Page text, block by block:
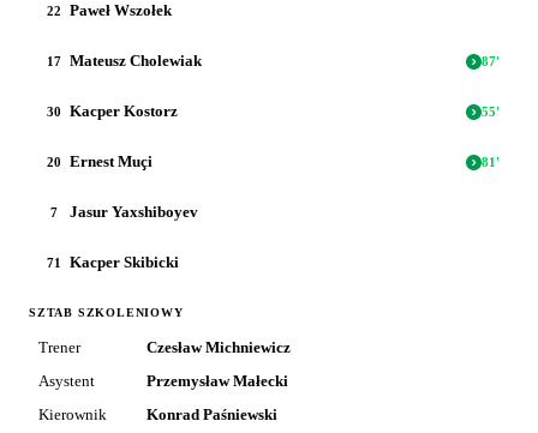
22 Paweł Wszołek
17 Mateusz Cholewiak 87'
30 Kacper Kostorz 55'
20 Ernest Muçi 81 '
7 Jasur Yaxshiboyev
71 Kacper Skibicki
SZTAB SZKOLENIOWY
Trener
Czesław Michniewicz
Asystent
Przemysław Małecki
Kierownik
Konrad Paśniewski